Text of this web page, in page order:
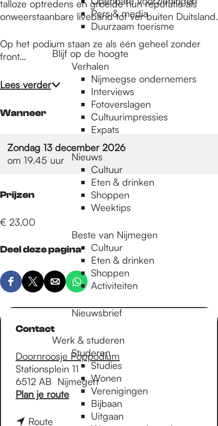
Pers & media
Duurzaam toerisme
Blijf op de hoogte
Verhalen
Nijmeegse ondernemers
Interviews
Fotoverslagen
Cultuurimpressies
Expats
Nieuws
Cultuur
Eten & drinken
Shoppen
Weektips
Beste van Nijmegen
Cultuur
Eten & drinken
Shoppen
Activiteiten
Nieuwsbrief
Werk & studeren
Studeren
Studies
Wonen
Verenigingen
Bijbaan
Uitgaan
talloze optredens en groeide hun reputatie als
onweerstaanbare liveband tot ver buiten Duitsland.
Op het podium staan ze als één geheel zonder
front…
Lees verder
Wanneer
Zondag 13 december 2026
om 19.45 uur
Prijzen
€ 23,00
Deel deze pagina
D
e
D
e
l
z
e
p
a
D
e
l
d
z
e
p
a
D
e
d
e
z
e
p
g
Contact
Doornroosje Poppodium
Stationsplein 11
6512 AB Nijmegen
Plan je routen
Route